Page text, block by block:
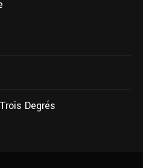
Degrés